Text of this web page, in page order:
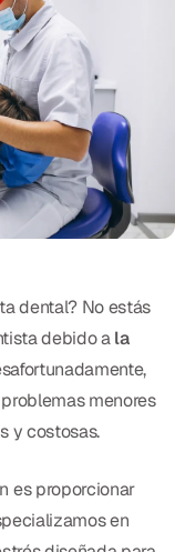
dental? No estás
debido ala
menores
y costosas.
es proporcionar
en